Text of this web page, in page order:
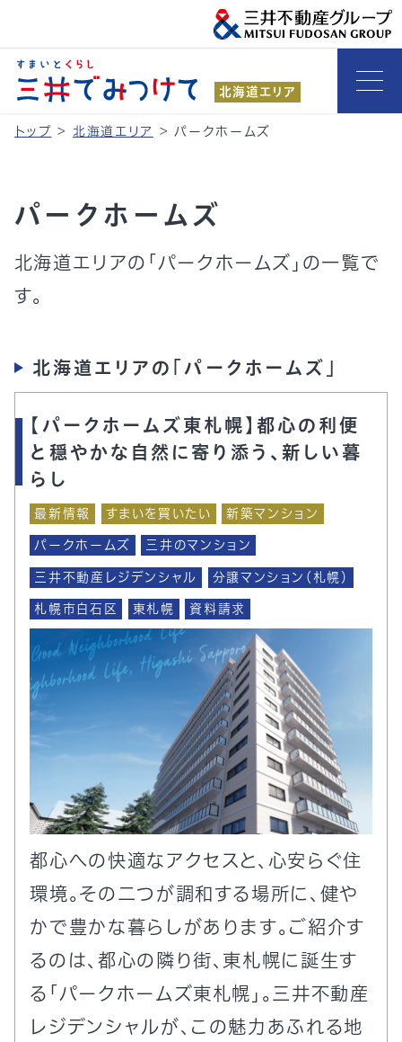
北海道エリア
トップ > 北海道エリア > パークホームズ
パークホームズ
北海道エリアの「パークホームズ」の一覧で
す。
北海道エリアの「パークホームズ」
【パークホームズ東札幌】都心の利便
と穏やかな自然に寄り添う、新しい暮
らし
最新情報 すまいを買いたい
新築マンション
パークホームズ
三井のマンション
三井不動産レジデンシャル
分譲マンション（札幌）
札幌市白石区
東札幌 資料請求
都心への快適なアクセスと、心安らぐ住
環境。その二つが調和する場所に、健や
かで豊かな暮らしがあります。ご紹介す
るのは、都心の隣り街、東札幌に誕生す
る「パークホームズ東札幌」。三井不動産
レジデンシャルが、この魅力あふれる地